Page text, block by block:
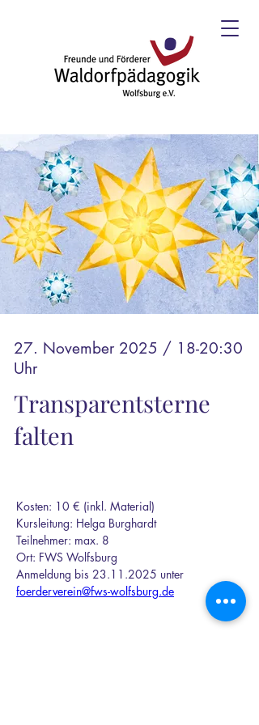
27. November 2025 / 18-20:30
Uhr
Transparentsterne
falten
Kosten: 10 € (inkl. Material)
Kursleitung: Helga Burghardt
Teilnehmer: max. 8
Ort: FWS Wolfsburg
Anmeldung bis 23.11.2025 unter
foerderverein@fws-wolfsburg.de